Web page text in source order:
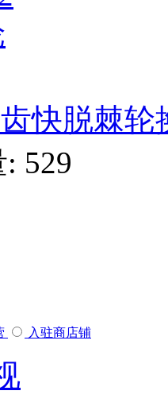
快脱棘轮
529
入驻商店铺